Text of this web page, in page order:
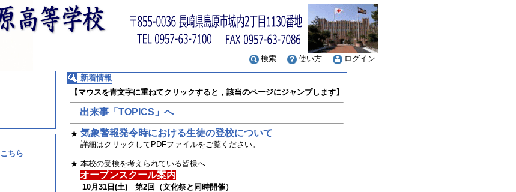
検索 使い方
ログイン
こちら
新着情報
【マウスを青文字に重ねてクリックすると，該当のページにジャンプします】
出来事「TOPICS」へ
★ 気象警報発令時における生徒の登校について
詳細はクリックしてPDFファイルをご覧ください。
★ 本校の受検を考えられている皆様へ
オープンスクール案内
10月31日(土) 第2回（文化祭と同時開催）